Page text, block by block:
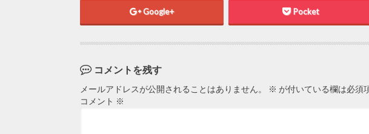
Google+ Pocket
コメントを残す
メールアドレスが公開されることはありません。 ※ が付いている欄は必須
コメント ※